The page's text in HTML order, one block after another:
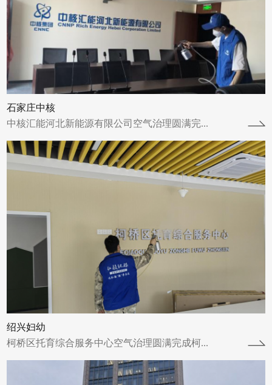
石家庄中核
中核汇能河北新能源有限公司空气治理圆满完...
绍兴妇幼
柯桥区托育综合服务中心空气治理圆满完成柯...
柯桥区托育综合服务中心空气治理圆满完成柯
桥区托育综合服务中心进行了空气治理并于
2024年4月9日圆满完成。柯桥区托育综合...
上海太平洋保险空气治理圆满完成上海太平洋
保险办大楼于2024年3月12日进行了空气治理
并于2024年4月2日圆满完成。上...